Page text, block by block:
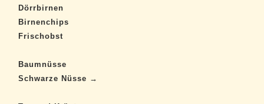
Dörrbirnen
Birnenchips
Frischobst
Baumnüsse
Schwarze Nüsse →